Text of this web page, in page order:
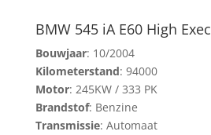
BMW 545 iA E60 High Exec
Bouwjaar: 10/2004
Kilometerstand: 94000
Motor: 245KW / 333 PK
Brandstof: Benzine
Transmissie: Automaat